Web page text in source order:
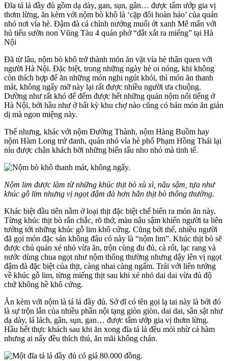
Đĩa tá lả đầy đủ gồm dạ dày, gan, sụn, gân… được tẩm ướp gia vị
thơm lừng, ăn kèm với nộm bò khô là ‘cặp đôi hoàn hảo’ của quán
nhỏ nơi vỉa hè. Đậm đà cá chình nướng muối ớt xanh Mê mẩn với
hủ tiếu sườn non Vũng Tàu 4 quán phở “đắt xắt ra miếng” tại Hà
Nội
Đã từ lâu, nộm bò khô trở thành món ăn vặt vỉa hè thân quen với
người Hà Nội. Đặc biệt, trong những ngày hè oi nóng, khi không
còn thích hợp để ăn những món nghi ngút khói, thì món ăn thanh
mát, không ngấy mỡ này lại rất được nhiều người ưa chuộng.
Dường như rất khó để đếm được hết những quán nộm nổi tiếng ở
Hà Nội, bởi hầu như ở bất kỳ khu chợ nào cũng có bán món ăn giản
dị mà ngon miệng này.
Thế nhưng, khác với nộm Đường Thành, nộm Hàng Buồm hay
nộm Hàm Long trứ danh, quán nhỏ vỉa hè phố Phạm Hồng Thái lại
níu được chân khách bởi những biến tấu nho nhỏ mà tinh tế.
Nộm lim được làm từ những khúc thịt bò xù xì, nâu sậm, tựa như
khúc gỗ lim nhưng vị ngọt đậm đà hơn hẳn thịt bò thông thường.
Khác biệt đầu tiên nằm ở loại thịt đặc biệt chế biến ra món ăn này.
Từng khúc thịt bò rắn chắc, rõ thớ, màu nâu sậm khiến người ta liên
tưởng tới những khúc gỗ lim khô cứng. Cũng bởi thế, nhiều người
đã gọi món đặc sản không đâu có này là “nộm lim”. Khúc thịt bò sẽ
được chủ quán xé nhỏ vừa ăn, trộn cùng đu đủ, cà rốt, lạc rang và
nước dùng chua ngọt như nộm thông thường nhưng dậy lên vị ngọt
đậm đà đặc biệt của thịt, càng nhai càng ngấm. Trái với liên tưởng
về khúc gỗ lim, từng miếng thịt sau khi xé nhỏ dai dai vừa đủ độ
chứ không hề khô cứng.
Ăn kèm với nộm là tá lả đầy đủ. Sở dĩ có tên gọi lạ tai này là bởi đó
là sự trộn lẫn của nhiều phần nội tạng giòn giòn, dai dai, sần sật như
dạ dày, lá lách, gân, sụn, gan… được tẩm ướp gia vị thơm lừng.
Hầu hết thực khách sau khi ăn xong đĩa tá lả đều mỏi nhừ cả hàm
nhưng ai nấy đều thích thú, ăn mãi không chán.